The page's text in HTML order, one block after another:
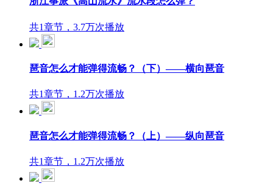
共1章节，3.7万次播放
琶音怎么才能弹得流畅？（下）——横向琶音
共1章节，1.2万次播放
琶音怎么才能弹得流畅？（上）——纵向琶音
共1章节，1.2万次播放